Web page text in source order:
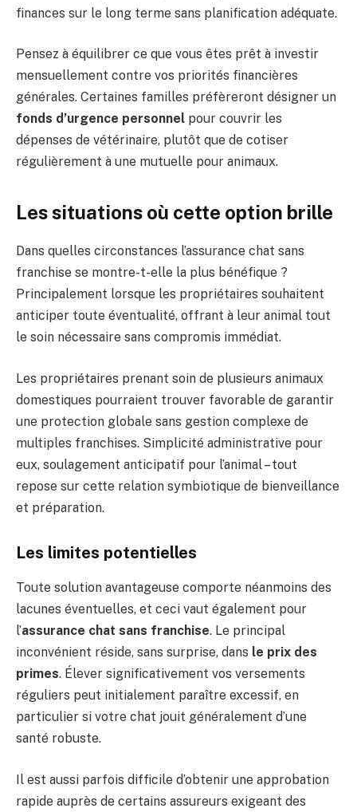
finances sur le long terme sans planification adéquate.
Pensez à équilibrer ce que vous êtes prêt à investir
mensuellement contre vos priorités financières
générales. Certaines familles préfèreront désigner un
fonds d’urgence personnel pour couvrir les
dépenses de vétérinaire, plutôt que de cotiser
régulièrement à une mutuelle pour animaux.
Les situations où cette option brille
Dans quelles circonstances l’assurance chat sans
franchise se montre-t-elle la plus bénéfique ?
Principalement lorsque les propriétaires souhaitent
anticiper toute éventualité, offrant à leur animal tout
le soin nécessaire sans compromis immédiat.
Les propriétaires prenant soin de plusieurs animaux
domestiques pourraient trouver favorable de garantir
une protection globale sans gestion complexe de
multiples franchises. Simplicité administrative pour
eux, soulagement anticipatif pour l’animal – tout
repose sur cette relation symbiotique de bienveillance
et préparation.
Les limites potentielles
Toute solution avantageuse comporte néanmoins des
lacunes éventuelles, et ceci vaut également pour
l’assurance chat sans franchise. Le principal
inconvénient réside, sans surprise, dans le prix des
primes. Élever significativement vos versements
réguliers peut initialement paraître excessif, en
particulier si votre chat jouit généralement d’une
santé robuste.
Il est aussi parfois difficile d’obtenir une approbation
rapide auprès de certains assureurs exigeant des